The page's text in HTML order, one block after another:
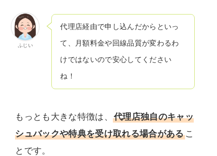
ふじい
代理店経由で申し込んだからといっ
て、月額料金や回線品質が変わるわ
けではないので安心してください
ね！
もっとも大きな特徴は、 代理店独自のキャッ
シュバックや特典を受け取れる場合があるこ
とです。